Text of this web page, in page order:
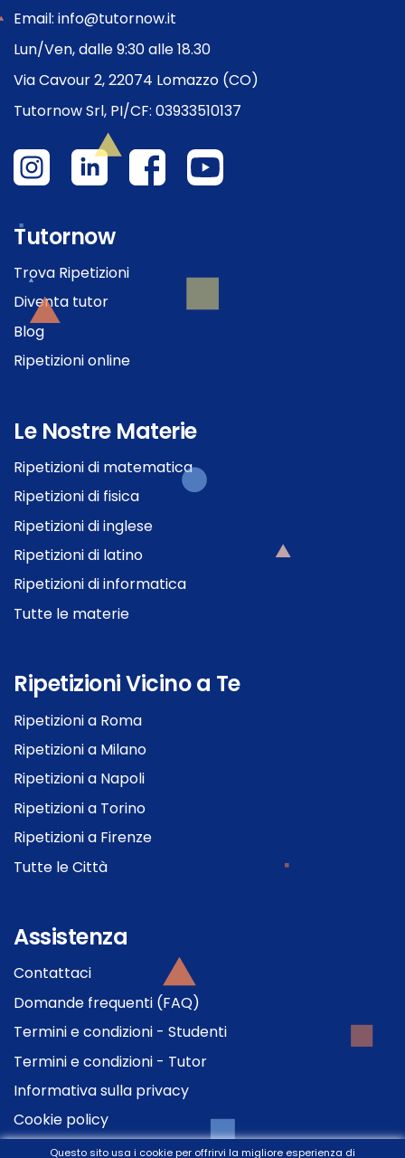
Email: info@tutornow.it
Lun/Ven, dalle 9:30 alle 18.30
Via Cavour 2, 22074 Lomazzo (CO)
Tutornow Srl, PI/CF: 03933510137
Tutornow
Trova Ripetizioni
Diventa tutor
Blog
Ripetizioni online
Le Nostre Materie
Ripetizioni di matematica
Ripetizioni di fisica
Ripetizioni di inglese
Ripetizioni di latino
Ripetizioni di informatica
Tutte le materie
Ripetizioni Vicino a Te
Ripetizioni a Roma
Ripetizioni a Milano
Ripetizioni a Napoli
Ripetizioni a Torino
Ripetizioni a Firenze
Tutte le Città
Assistenza
Contattaci
Domande frequenti (FAQ)
Termini e condizioni - Studenti
Termini e condizioni - Tutor
Informativa sulla privacy
Cookie policy
Questo sito usa i cookie per offrirvi la migliore esperienza di